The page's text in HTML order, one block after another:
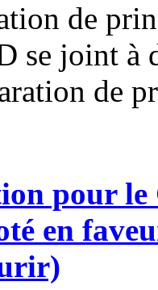
de
se joint à
de
pour
en